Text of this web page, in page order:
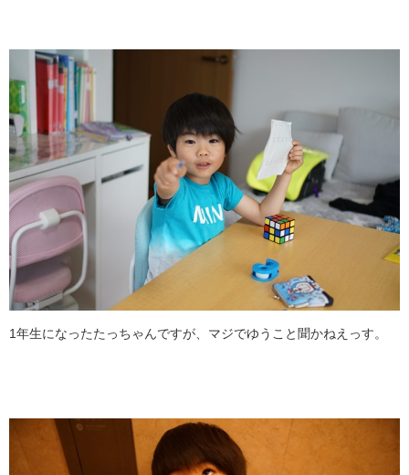
1年生になったたっちゃんですが、マジでゆうこと聞かねえっす。